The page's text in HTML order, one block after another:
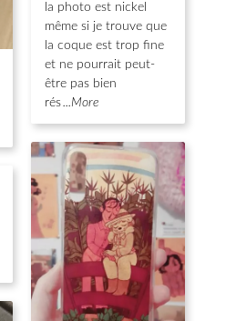
la photo est nickel
même si je trouve que
la coque est trop fine
et ne pourrait peut-
être pas bien
rés...More